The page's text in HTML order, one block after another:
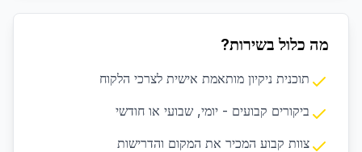
מה כלול בשירות?
תוכנית ניקיון מותאמת אישית לצרכי הלקוח
ביקורים קבועים - יומי, שבועי או חודשי
צוות קבוע המכיר את המקום והדרישות